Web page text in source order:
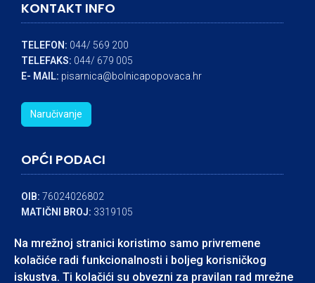
KONTAKT INFO
TELEFON: 044/ 569 200
TELEFAKS: 044/ 679 005
E- MAIL: pisarnica@bolnicapopovaca.hr
Naručivanje
OPĆI PODACI
OIB: 76024026802
MATIČNI BROJ: 3319105
BANKA:RAIFFEISEN BANK
Na mrežnoj stranici koristimo samo privremene
kolačiće radi funkcionalnosti i boljeg korisničkog
iskustva. Ti kolačići su obvezni za pravilan rad mrežne